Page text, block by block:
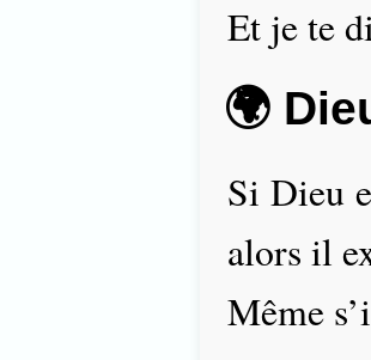
Et je te
🌍
Si Dieu
alors il
Même